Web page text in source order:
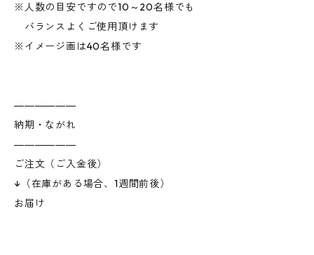
※人数の目安ですので10～20名様でも
バランスよくご使用頂けます
※イメージ画は40名様です
――――――
納期・ながれ
――――――
ご注文（ご入金後）
↓（在庫がある場合、1週間前後）
お届け